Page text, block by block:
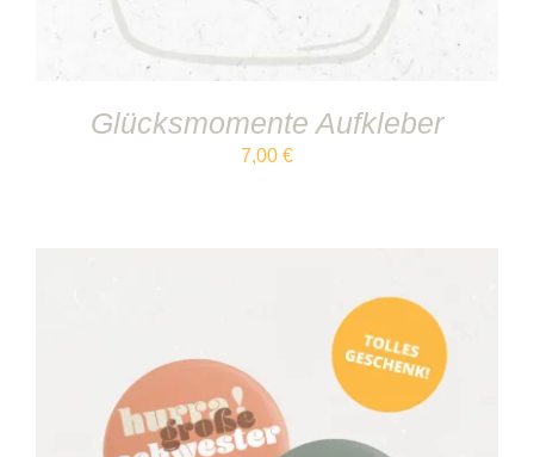
Glücksmomente Aufkleber
7,00 €